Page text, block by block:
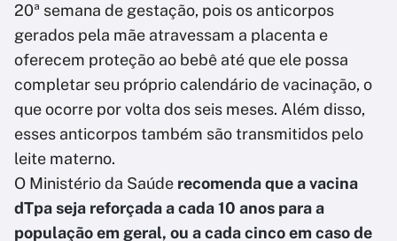
20ª semana de gestação, pois os anticorpos
gerados pela mãe atravessam a placenta e
oferecem proteção ao bebê até que ele possa
completar seu próprio calendário de vacinação, o
que ocorre por volta dos seis meses. Além disso,
esses anticorpos também são transmitidos pelo
leite materno.
O Ministério da Saúde recomenda que a vacina
dTpa seja reforçada a cada 10 anos para a
população em geral, ou a cada cinco em caso de